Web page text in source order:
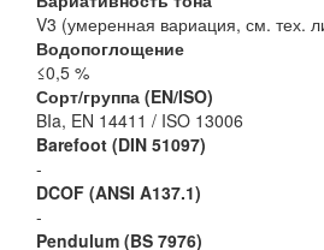
V3 (умеренная вариация, см. тех.
Водопоглощение
≤0,5 %
Сорт/группа (EN/ISO)
BIa, EN 14411 / ISO 13006
Barefoot (DIN 51097)
-
DCOF (ANSI A137.1)
-
Pendulum (BS 7976)